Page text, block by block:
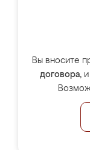
Вы вносите
договора,